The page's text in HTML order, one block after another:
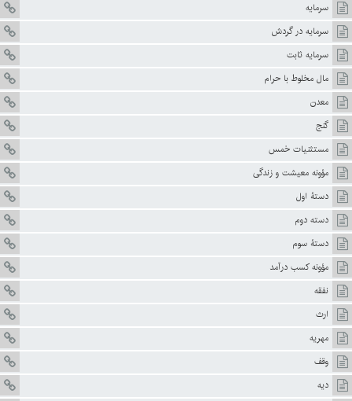
سرمايه
سرمایه در گردش
سرمایه ثابت
مال مخلوط با حرام
معدن
گنج
مستثنيات خمس
مؤونه معیشت و زندگی
دستۀ اول
دسته دوم
دستۀ سوم
مؤونه کسب درآمد
نفقه
ارث
مهریه
وقف
دیه